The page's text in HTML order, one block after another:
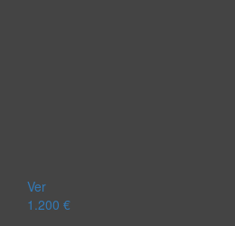
Ver
1.200 €